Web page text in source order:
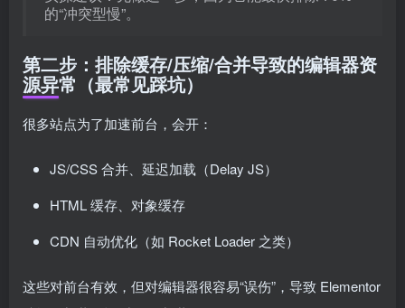
的“冲突型慢”。
第二步：排除缓存/压缩/合并导致的编辑器资
源异常（最常见踩坑）
很多站点为了加速前台，会开：
JS/CSS 合并、延迟加载（Delay JS）
HTML 缓存、对象缓存
CDN 自动优化（如 Rocket Loader 之类）
这些对前台有效，但对编辑器很容易“误伤”，导致 Elementor